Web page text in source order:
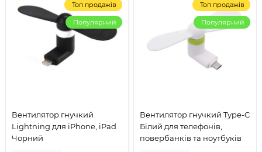
Топ продажів
Популярний
Вентилятор гнучкий
Lightning для iPhone, iPad
Чорний
Топ продажів
Популярний
Вентилятор гнучкий Type-C
Білий для телефонів,
повербанків та ноутбуків